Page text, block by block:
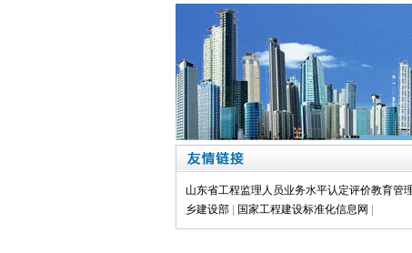
山东省工程监理人员业务水平认定评价教育管
乡建设部 | 国家工程建设标准化信息网 |